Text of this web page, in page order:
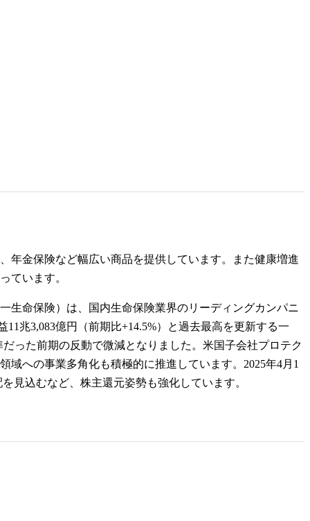
年金保険など幅広い商品を提供しています。また健康増進
ています。
生命保険）は、国内生命保険業界のリーディングカンパニ
兆3,083億円（前期比+14.5%）と過去最高を更新する一
った前期の反動で微減となりました。米国子会社プロテク
への事業多角化も積極的に推進しています。2025年4月1
見込むなど、株主還元姿勢も強化しています。